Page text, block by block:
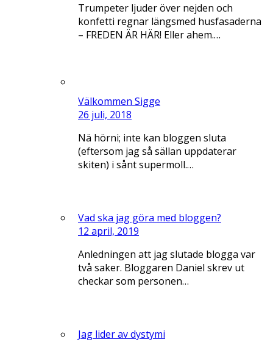
Trumpeter ljuder över nejden och
konfetti regnar längsmed husfasaderna
– FREDEN ÄR HÄR! Eller ahem.…
Välkommen Sigge
26 juli, 2018
Nä hörni; inte kan bloggen sluta
(eftersom jag så sällan uppdaterar
skiten) i sånt supermoll.…
Vad ska jag göra med bloggen?
12 april, 2019
Anledningen att jag slutade blogga var
två saker. Bloggaren Daniel skrev ut
checkar som personen…
Jag lider av dystymi